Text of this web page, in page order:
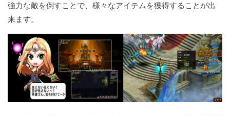
強力な敵を倒すことで、様々なアイテムを獲得することが出
来ます。